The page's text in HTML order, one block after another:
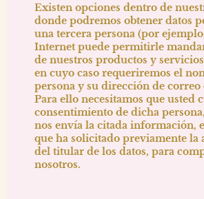
Existen opciones dentro de
donde podremos obtener datos
una tercera persona (por
Internet puede permitirle
de nuestros productos y
en cuyo caso requeriremos el
persona y su dirección de correo
Para ello necesitamos que usted
consentimiento de dicha
nos envía la citada información,
que ha solicitado previamente la
del titular de los datos, para
nosotros.